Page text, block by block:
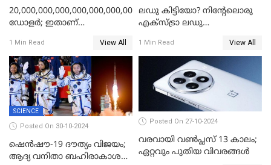
20,000,000,000,000,000,000,000,000,000,000,000
ഡോളര്‍; ഇതാണ്
ചാനലുകൾ യൂട്യൂബ്
തടഞ്ഞതാണ് കാരണം; കണ്ണ്
തള്ളി ഗൂഗിള്‍
1 Min Read View All
ലഡു കിട്ടിയോ? നിന്റേലൊരു
എക്സ്ട്രാ ലഡു
എല്ലായിടത്തും ഇതേ
പറയാനുള്ളു! ട്രെൻഡിങ്ങായി
ഗൂഗിൾ പേ ദീപാവലി ഓഫർ
1 Min Read View All
SCIENCE
Posted On 30-10-2024
ഷെന്‍ഷൗ-19 ദൗത്യം വിജയം;
ആദ്യ വനിതാ ബഹിരാകാശ
Posted On 27-10-2024
വരവായി വൺപ്ലസ് 13 കാലം;
ഏറ്റവും പുതിയ വിവരങ്ങൾ